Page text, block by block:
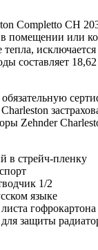
Completto CH
помещении или
тепла,
составляет
Zehnder
в стрейч-пленку
1/2
языке
защиты